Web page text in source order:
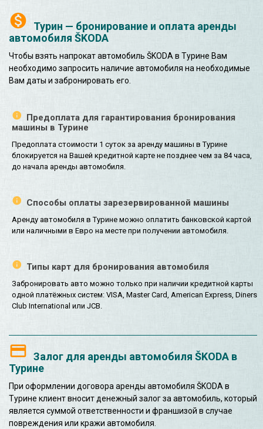
Турин — бронирование и оплата аренды
автомобиля ŠKODA
Чтобы взять напрокат автомобиль ŠKODA в Турине Вам
необходимо запросить наличие автомобиля на необходимые
Вам даты и забронировать его.
Предоплата для гарантирования бронирования
машины в Турине
Предоплата стоимости 1 суток за аренду машины в Турине
блокируется на Вашей кредитной карте не позднее чем за 84 часа,
до начала аренды автомобиля.
Способы оплаты зарезервированной машины
Аренду автомобиля в Турине можно оплатить банковской картой
или наличными в Евро на месте при получении автомобиля.
Типы карт для бронирования автомобиля
Забронировать авто можно только при наличии кредитной карты
одной платёжных систем: VISA, Master Card, American Express, Diners
Club International или JCB.
Залог для аренды автомобиля ŠKODA в
Турине
При оформлении договора аренды автомобиля ŠKODA в
Турине клиент вносит денежный залог за автомобиль, который
является суммой ответственности и франшизой в случае
повреждения или кражи автомобиля.